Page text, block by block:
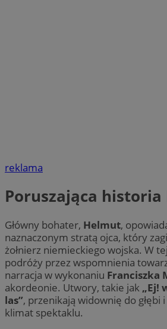
reklama
Poruszająca historia
Główny bohater, Helmut,
naznaczonym stratą ojca, który
żołnierz niemieckiego wojska. W
podróży przez wspomnienia
narracja w wykonaniu Franciszka
akordeonie. Utwory, takie jak „Ej!
las”, przenikają widownię do głębi
klimat spektaklu.